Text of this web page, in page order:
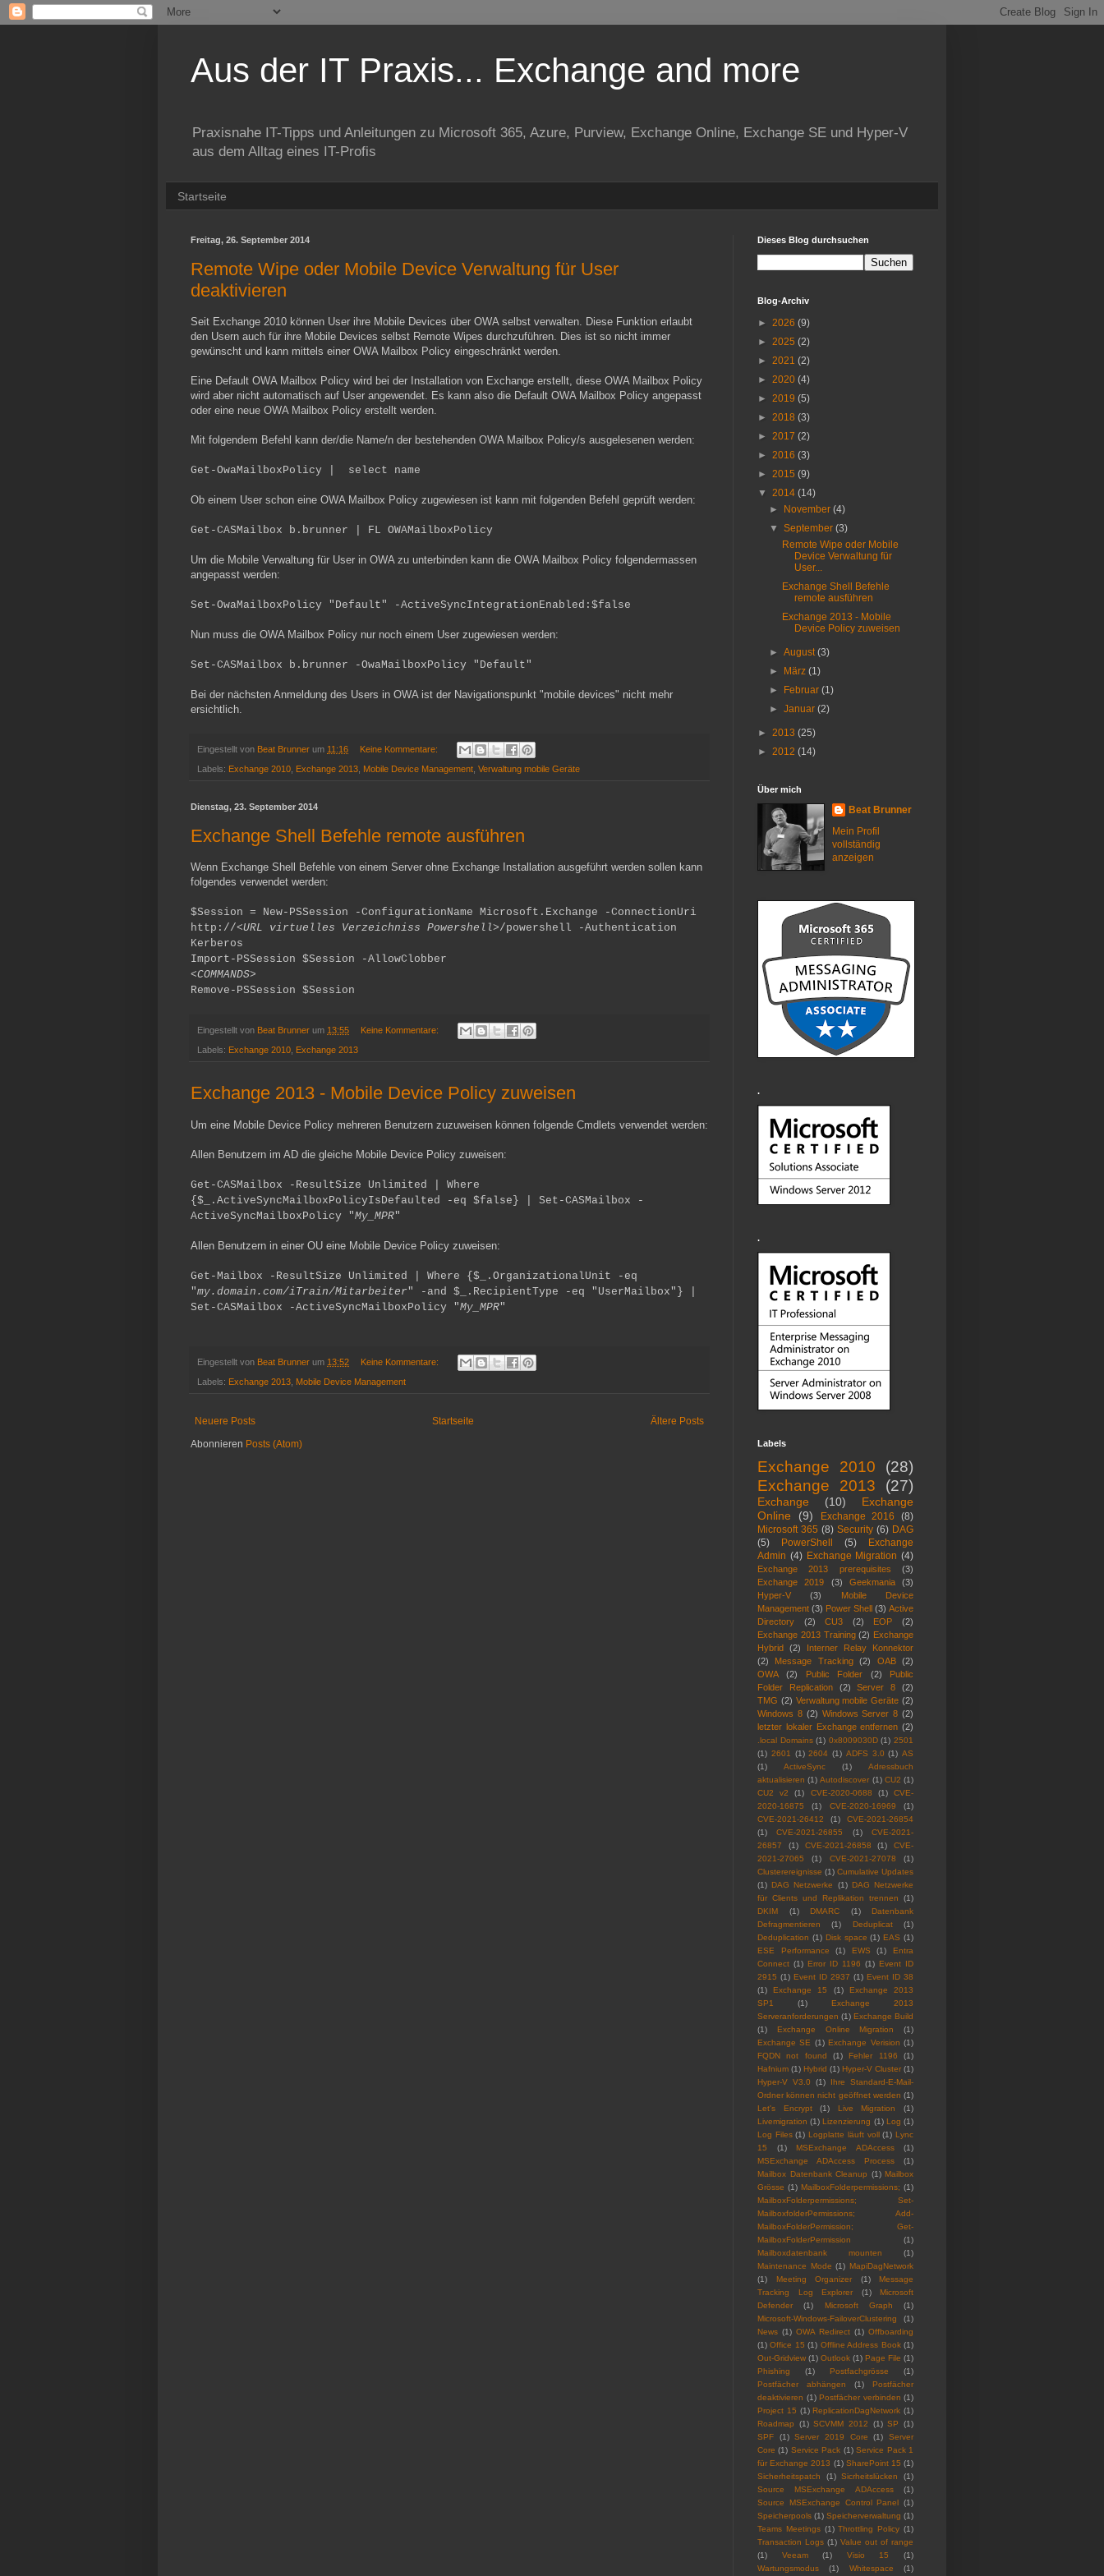
Aus der IT Praxis... Exchange and more
Praxisnahe IT-Tipps und Anleitungen zu Microsoft 365, Azure, Purview, Exchange Online, Exchange SE und Hyper-V
aus dem Alltag eines IT-Profis
Startseite
Freitag, 26. September 2014
Remote Wipe oder Mobile Device Verwaltung für User
deaktivieren
Seit Exchange 2010 können User ihre Mobile Devices über OWA selbst verwalten. Diese Funktion erlaubt
den Usern auch für ihre Mobile Devices selbst Remote Wipes durchzuführen. Dies ist so nicht immer
gewünscht und kann mittels einer OWA Mailbox Policy eingeschränkt werden.
Eine Default OWA Mailbox Policy wird bei der Installation von Exchange erstellt, diese OWA Mailbox Policy
wird aber nicht automatisch auf User angewendet. Es kann also die Default OWA Mailbox Policy angepasst
oder eine neue OWA Mailbox Policy erstellt werden.
Mit folgendem Befehl kann der/die Name/n der bestehenden OWA Mailbox Policy/s ausgelesenen werden:
Get-OwaMailboxPolicy | select name
Ob einem User schon eine OWA Mailbox Policy zugewiesen ist kann mit folgenden Befehl geprüft werden:
Get-CASMailbox b.brunner | FL OWAMailboxPolicy
Um die Mobile Verwaltung für User in OWA zu unterbinden kann die OWA Mailbox Policy folgendermassen
angepasst werden:
Set-OwaMailboxPolicy "Default" -ActiveSyncIntegrationEnabled:$false
Nun muss die OWA Mailbox Policy nur noch einem User zugewiesen werden:
Set-CASMailbox b.brunner -OwaMailboxPolicy "Default"
Bei der nächsten Anmeldung des Users in OWA ist der Navigationspunkt "mobile devices" nicht mehr
ersichtlich.
Eingestellt von Beat Brunner um 11:16 Keine Kommentare:
Labels: Exchange 2010 Exchange 2013 Mobile Device Management Verwaltung mobile Geräte
Dienstag, 23. September 2014
Exchange Shell Befehle remote ausführen
Wenn Exchange Shell Befehle von einem Server ohne Exchange Installation ausgeführt werden sollen kann
folgendes verwendet werden:
$Session = New-PSSession -ConfigurationName Microsoft.Exchange -ConnectionUri
http://<URL virtuelles Verzeichniss Powershell>/powershell -Authentication
Kerberos
Import-PSSession $Session -AllowClobber
<COMMANDS>
Remove-PSSession $Session
Eingestellt von Beat Brunner um 13:55 Keine Kommentare:
Labels: Exchange 2010 Exchange 2013
Exchange 2013 - Mobile Device Policy zuweisen
Um eine Mobile Device Policy mehreren Benutzern zuzuweisen können folgende Cmdlets verwendet werden:
Allen Benutzern im AD die gleiche Mobile Device Policy zuweisen:
Get-CASMailbox -ResultSize Unlimited | Where
{$_.ActiveSyncMailboxPolicyIsDefaulted -eq $false} | Set-CASMailbox -
ActiveSyncMailboxPolicy "My_MPR"
Allen Benutzern in einer OU eine Mobile Device Policy zuweisen:
Get-Mailbox -ResultSize Unlimited | Where {$_.OrganizationalUnit -eq
"my.domain.com/iTrain/Mitarbeiter" -and $_.RecipientType -eq "UserMailbox"} |
Set-CASMailbox -ActiveSyncMailboxPolicy "My_MPR"
Eingestellt von Beat Brunner um 13:52 Keine Kommentare:
Labels: Exchange 2013 Mobile Device Management
Neuere Posts Ältere Posts
Startseite
Abonnieren Posts (Atom)
Dieses Blog durchsuchen
Blog-Archiv
► 2026 (9)
► 2025 (2)
► 2021 (2)
► 2020 (4)
► 2019 (5)
► 2018 (3)
► 2017 (2)
► 2016 (3)
► 2015 (9)
▼ 2014 (14)
►
November(4)
▼September(3)
Remote Wipe oder Mobile
Device Verwaltung für
User...
Exchange Shell Befehle
remote ausführen
Exchange 2013 - Mobile
Device Policy zuweisen
►August(3)
►
März(1)
►
Februar(1)
►Januar(2)
► 2013 (25)
► 2012 (14)
Über mich
Beat Brunner
Mein Profil
vollständig
anzeigen
.
.
Labels
Exchange 2010
(28)
Exchange 2013
(27)
Exchange (10)
Exchange
Online
(9) Exchange 2016
(8)
Microsoft 365 (8) Security (6) DAG
(5)
PowerShell (5)
Exchange
Admin (4) Exchange Migration (4)
Exchange 2013 prerequisites
(3)
Exchange 2019
(3) Geekmania
(3)
Hyper-V
(3)
Mobile Device
Management (3) Power Shell (3) Active
Directory
(2) CU3 (2) EOP
(2)
Exchange 2013 Training (2) Exchange
Hybrid (2)
Interner Relay Konnektor
(2)
Message Tracking (2) OAB
(2)
OWA
(2) Public Folder (2)
Public
Folder Replication
(2) Server 8
(2)
TMG (2) Verwaltung mobile Geräte (2)
Windows 8 (2) Windows Server 8 (2)
letzter lokaler Exchange entfernen (2)
.local Domains (1) 0x8009030D (1) 2501
(1) 2601 (1) 2604 (1) ADFS 3.0 (1) AS
(1)
ActiveSync (1)
Adressbuch
aktualisieren (1) Autodiscover (1) CU2 (1)
CU2 v2
(1) CVE-2020-0688 (1)
CVE-
2020-16875
(1) CVE-2020-16969
(1)
CVE-2021-26412
(1)
CVE-2021-26854
(1)
CVE-2021-26855 (1)
CVE-2021-
26857
(1) CVE-2021-26858 (1)
CVE-
2021-27065
(1) CVE-2021-27078
(1)
Clusterereignisse (1) Cumulative Updates
(1) DAG Netzwerke (1) DAG Netzwerke
für Clients und Replikation trennen
(1)
DKIM
(1) DMARC (1)
Datenbank
Defragmentieren
(1) Deduplicat
(1)
Deduplication (1) Disk space (1) EAS (1)
ESE Performance
(1) EWS (1)
Entra
Connect (1) Error ID 1196 (1) Event ID
2915 (1) Event ID 2937 (1) Event ID 38
(1)
Exchange 15 (1)
Exchange 2013
SP1
(1)
Exchange 2013
Serveranforderungen (1) Exchange Build
(1)
Exchange Online Migration
(1)
Exchange SE (1) Exchange Verision (1)
FQDN not found
(1) Fehler 1196
(1)
Hafnium (1) Hybrid (1) Hyper-V Cluster (1)
Hyper-V V3.0
(1)
Ihre Standard-E-Mail-
Ordner können nicht geöffnet werden (1)
Let's Encrypt
(1) Live Migration
(1)
Livemigration (1) Lizenzierung (1) Log (1)
Log Files (1) Logplatte läuft voll (1) Lync
15
(1) MSExchange ADAccess
(1)
MSExchange ADAccess Process
(1)
Mailbox Datenbank Cleanup (1) Mailbox
Grösse (1) MailboxFolderpermissions; (1)
MailboxFolderpermissions; Set-
MailboxfolderPermissions; Add-
MailboxFolderPermission; Get-
MailboxFolderPermission
(1)
Mailboxdatenbank mounten
(1)
Maintenance Mode (1) MapiDagNetwork
(1)
Meeting Organizer (1)
Message
Tracking Log Explorer
(1)
Microsoft
Defender
(1) Microsoft Graph
(1)
Microsoft-Windows-FailoverClustering
(1)
News (1) OWA Redirect (1) Offboarding
(1) Office 15 (1) Offline Address Book (1)
Out-Gridview (1) Outlook (1) Page File (1)
Phishing
(1) Postfachgrösse
(1)
Postfächer abhängen
(1)
Postfächer
deaktivieren (1) Postfächer verbinden (1)
Project 15 (1) ReplicationDagNetwork (1)
Roadmap
(1) SCVMM 2012 (1) SP
(1)
SPF
(1) Server 2019 Core (1)
Server
Core (1) Service Pack (1) Service Pack 1
für Exchange 2013 (1) SharePoint 15 (1)
Sicherheitspatch
(1) Sicrheitslücken
(1)
Source MSExchange ADAccess
(1)
Source MSExchange Control Panel (1)
Speicherpools (1) Speicherverwaltung (1)
Teams Meetings (1) Throttling Policy (1)
Transaction Logs (1) Value out of range
(1)
Veeam (1) Visio 15
(1)
Wartungsmodus
(1) Whitespace (1)